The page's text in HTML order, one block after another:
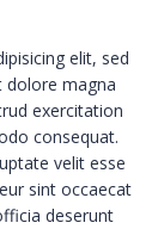
elit, sed
dolore magna
exercitation
consequat.
velit esse
sint occaecat
deserunt